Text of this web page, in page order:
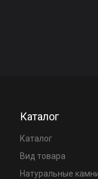
Каталог
Каталог
Вид товара
Натуральные